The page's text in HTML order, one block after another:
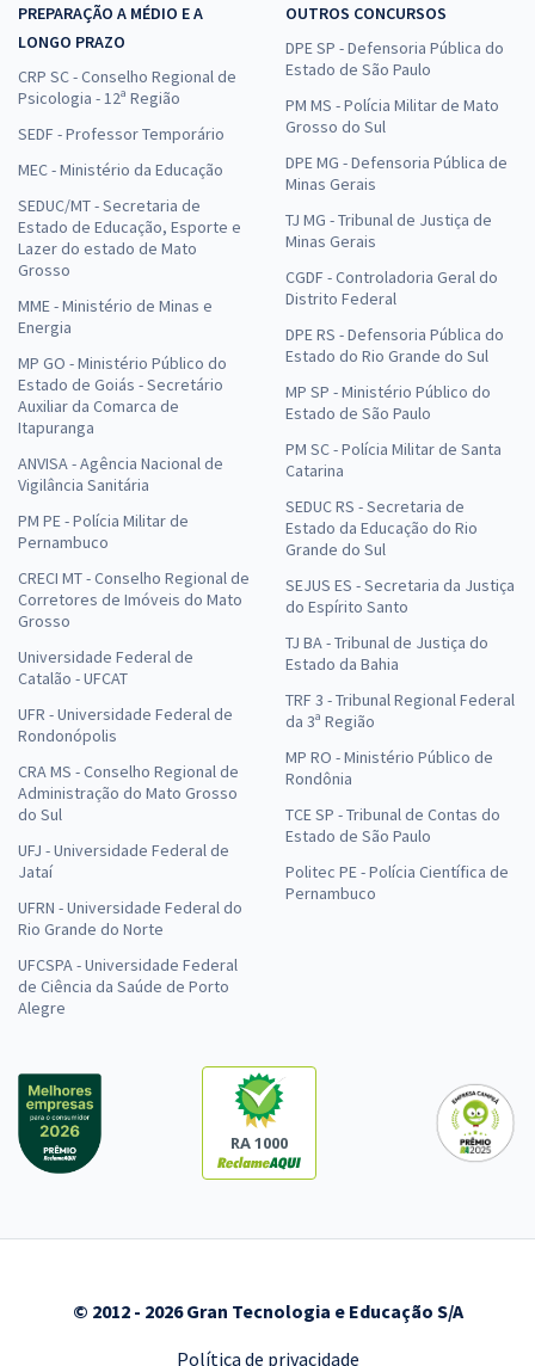
PREPARAÇÃO A MÉDIO E A
LONGO PRAZO
CRP SC - Conselho Regional de
Psicologia - 12ª Região
SEDF - Professor Temporário
MEC - Ministério da Educação
SEDUC/MT - Secretaria de
Estado de Educação, Esporte e
Lazer do estado de Mato
Grosso
MME - Ministério de Minas e
Energia
MP GO - Ministério Público do
Estado de Goiás - Secretário
Auxiliar da Comarca de
Itapuranga
ANVISA - Agência Nacional de
Vigilância Sanitária
PM PE - Polícia Militar de
Pernambuco
CRECI MT - Conselho Regional de
Corretores de Imóveis do Mato
Grosso
Universidade Federal de
Catalão - UFCAT
UFR - Universidade Federal de
Rondonópolis
CRA MS - Conselho Regional de
Administração do Mato Grosso
do Sul
UFJ - Universidade Federal de
Jataí
UFRN - Universidade Federal do
Rio Grande do Norte
UFCSPA - Universidade Federal
de Ciência da Saúde de Porto
Alegre
OUTROS CONCURSOS
DPE SP - Defensoria Pública do
Estado de São Paulo
PM MS - Polícia Militar de Mato
Grosso do Sul
DPE MG - Defensoria Pública de
Minas Gerais
TJ MG - Tribunal de Justiça de
Minas Gerais
CGDF - Controladoria Geral do
Distrito Federal
DPE RS - Defensoria Pública do
Estado do Rio Grande do Sul
MP SP - Ministério Público do
Estado de São Paulo
PM SC - Polícia Militar de Santa
Catarina
SEDUC RS - Secretaria de
Estado da Educação do Rio
Grande do Sul
SEJUS ES - Secretaria da Justiça
do Espírito Santo
TJ BA - Tribunal de Justiça do
Estado da Bahia
TRF 3 - Tribunal Regional Federal
da 3ª Região
MP RO - Ministério Público de
Rondônia
TCE SP - Tribunal de Contas do
Estado de São Paulo
Politec PE - Polícia Científica de
Pernambuco
RA 1000
© 2012 - 2026 Gran Tecnologia e Educação S/A
Política de privacidade